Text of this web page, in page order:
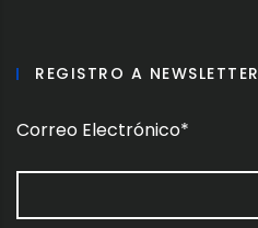
REGISTRO A NEWSLETTER
Correo Electrónico*